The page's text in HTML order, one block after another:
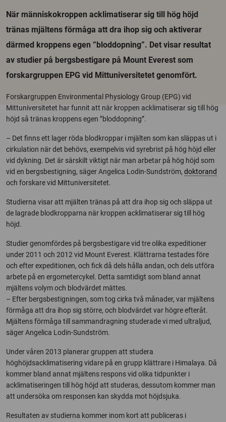
När människokroppen acklimatiserar sig till hög höjd
tränas mjältens förmåga att dra ihop sig och aktiverar
därmed kroppens egen ”bloddopning”. Det visar resultat
av studier på bergsbestigare på Mount Everest som
forskargruppen EPG vid Mittuniversitetet genomfört.
Forskargruppen Environmental Physiology Group (EPG) vid
Mittuniversitetet har funnit att när kroppen acklimatiserar sig till hög
höjd så tränas kroppens egen ”bloddopning”.
– Det finns ett lager röda blodkroppar i mjälten som kan släppas ut i
cirkulation när det behövs, exempelvis vid syrebrist på hög höjd eller
vid dykning. Det är särskilt viktigt när man arbetar på hög höjd som
vid en bergsbestigning, säger Angelica Lodin-Sundström, doktorand
och forskare vid Mittuniversitetet.
Studierna visar att mjälten tränas på att dra ihop sig och släppa ut
de lagrade blodkropparna när kroppen acklimatiserar sig till hög
höjd.
Studier genomfördes på bergsbestigare vid tre olika expeditioner
under 2011 och 2012 vid Mount Everest. Klättrarna testades före
och efter expeditionen, och fick då dels hålla andan, och dels utföra
arbete på en ergometercykel. Detta samtidigt som bland annat
mjältens volym och blodvärdet mättes.
– Efter bergsbestigningen, som tog cirka två månader, var mjältens
förmåga att dra ihop sig större, och blodvärdet var högre efteråt.
Mjältens förmåga till sammandragning studerade vi med ultraljud,
säger Angelica Lodin-Sundström.
Under våren 2013 planerar gruppen att studera
höghöjdsacklimatisering vidare på en grupp klättrare i Himalaya. Då
kommer bland annat mjältens respons vid olika tidpunkter i
acklimatiseringen till hög höjd att studeras, dessutom kommer man
att undersöka om responsen kan skydda mot höjdsjuka.
Resultaten av studierna kommer inom kort att publiceras i